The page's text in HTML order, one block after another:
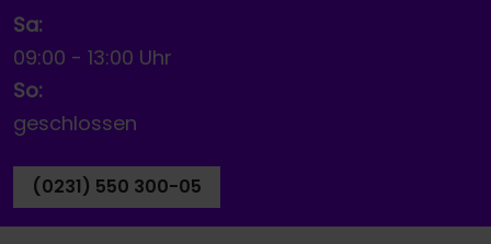
Sa:
09:00 - 13:00 Uhr
So:
geschlossen
(0231) 550 300-05